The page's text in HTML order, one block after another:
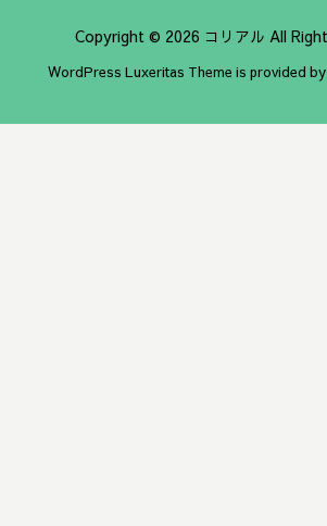
Copyright © 2026 コリアル All
WordPress Luxeritas Theme is provided